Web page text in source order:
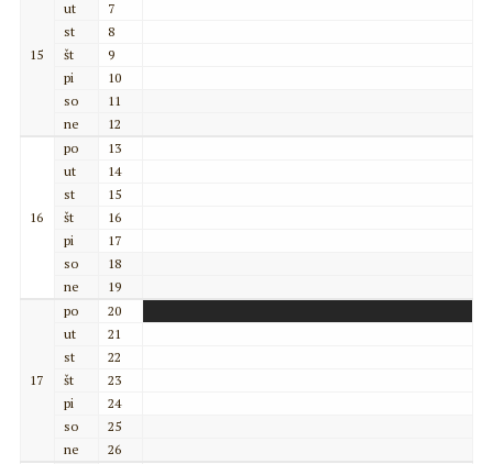
15
ut
7
st
8
št
9
pi
10
so
11
ne
12
16
po
13
ut
14
st
15
št
16
pi
17
so
18
ne
19
17
po
20
ut
21
st
22
št
23
pi
24
so
25
ne
26